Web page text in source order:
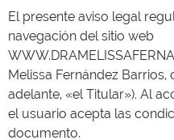
El presente aviso legal
navegación del sitio web
Melissa Fernández Barrios,
adelante, «el Titular»). Al
el usuario acepta las
documento.